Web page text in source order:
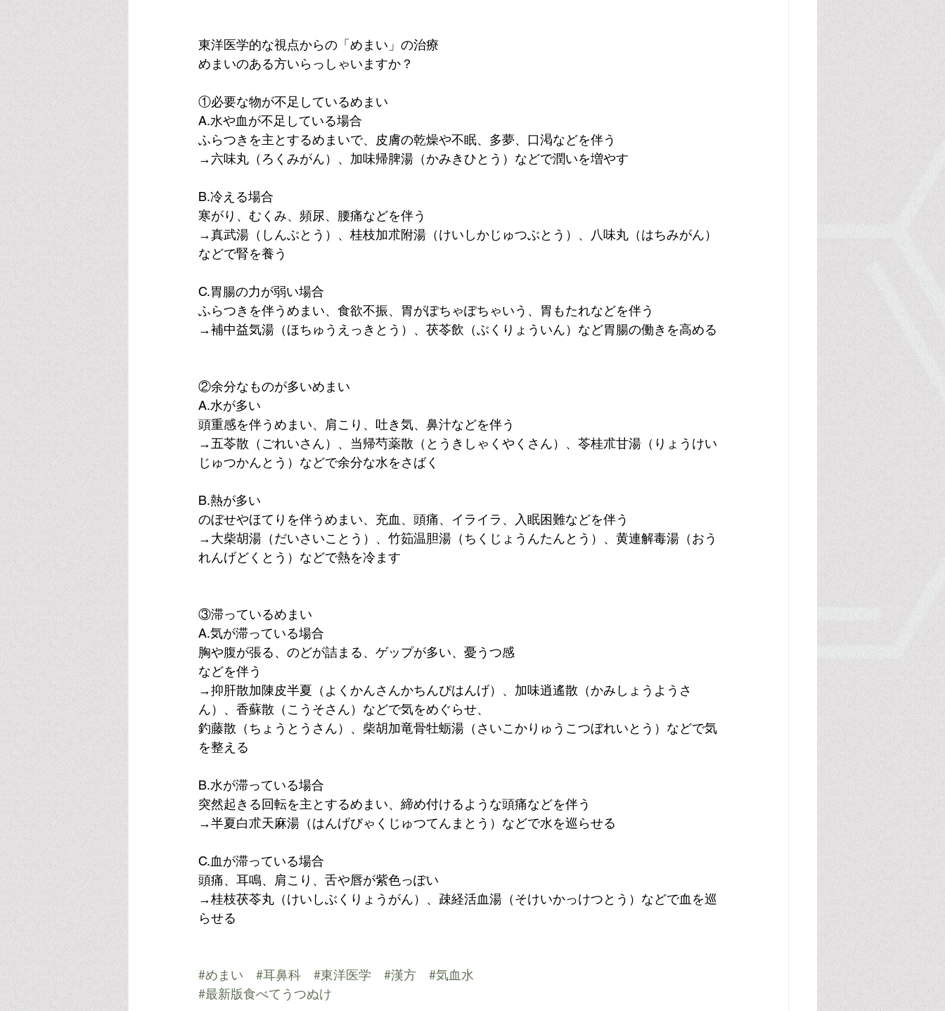
東洋医学的な視点からの「めまい」の治療
めまいのある方いらっしゃいますか？
①必要な物が不足しているめまい
A.水や血が不足している場合
ふらつきを主とするめまいで、皮膚の乾燥や不眠、多夢、口渇などを伴う
→六味丸（ろくみがん）、加味帰脾湯（かみきひとう）などで潤いを増やす
B.冷える場合
寒がり、むくみ、頻尿、腰痛などを伴う
→真武湯（しんぶとう）、桂枝加朮附湯（けいしかじゅつぶとう）、八味丸（はちみがん）
などで腎を養う
C.胃腸の力が弱い場合
ふらつきを伴うめまい、食欲不振、胃がぽちゃぽちゃいう、胃もたれなどを伴う
→補中益気湯（ほちゅうえっきとう）、茯苓飲（ぶくりょういん）など胃腸の働きを高める
②余分なものが多いめまい
A.水が多い
頭重感を伴うめまい、肩こり、吐き気、鼻汁などを伴う
→五苓散（ごれいさん）、当帰芍薬散（とうきしゃくやくさん）、苓桂朮甘湯（りょうけい
じゅつかんとう）などで余分な水をさばく
B.熱が多い
のぼせやほてりを伴うめまい、充血、頭痛、イライラ、入眠困難などを伴う
→大柴胡湯（だいさいことう）、竹筎温胆湯（ちくじょうんたんとう）、黄連解毒湯（おう
れんげどくとう）などで熱を冷ます
③滞っているめまい
A.気が滞っている場合
胸や腹が張る、のどが詰まる、ゲップが多い、憂うつ感
などを伴う
→抑肝散加陳皮半夏（よくかんさんかちんぴはんげ）、加味逍遙散（かみしょうようさ
ん）、香蘇散（こうそさん）などで気をめぐらせ、
釣藤散（ちょうとうさん）、柴胡加竜骨牡蛎湯（さいこかりゅうこつぼれいとう）などで気
を整える
B.水が滞っている場合
突然起きる回転を主とするめまい、締め付けるような頭痛などを伴う
→半夏白朮天麻湯（はんげびゃくじゅつてんまとう）などで水を巡らせる
C.血が滞っている場合
頭痛、耳鳴、肩こり、舌や唇が紫色っぽい
→桂枝茯苓丸（けいしぶくりょうがん）、疎経活血湯（そけいかっけつとう）などで血を巡
らせる
#めまい #耳鼻科 #東洋医学 #漢方
#気血水
#最新版食べてうつぬけ